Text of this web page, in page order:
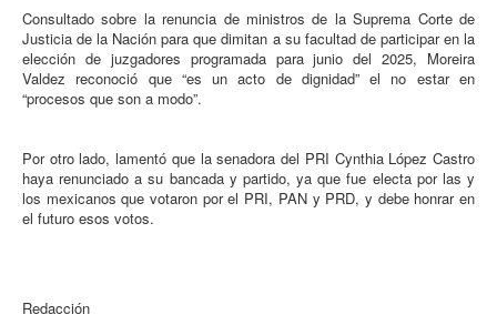
Consultado sobre la renuncia de ministros de la Suprema Corte de
Justicia de la Nación para que dimitan a su facultad de participar en la
elección de juzgadores programada para junio del 2025, Moreira
Valdez reconoció que “es un acto de dignidad” el no estar en
“procesos que son a modo”.
Por otro lado, lamentó que la senadora del PRI Cynthia López Castro
haya renunciado a su bancada y partido, ya que fue electa por las y
los mexicanos que votaron por el PRI, PAN y PRD, y debe honrar en
el futuro esos votos.
Redacción